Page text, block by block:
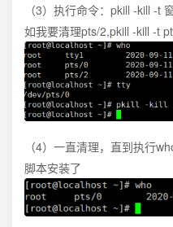
（3）执行命令：pkill -kill -t
如我要清理pts/2,pkill -kill -t
（4）一直清理，直到执行
脚本安装了